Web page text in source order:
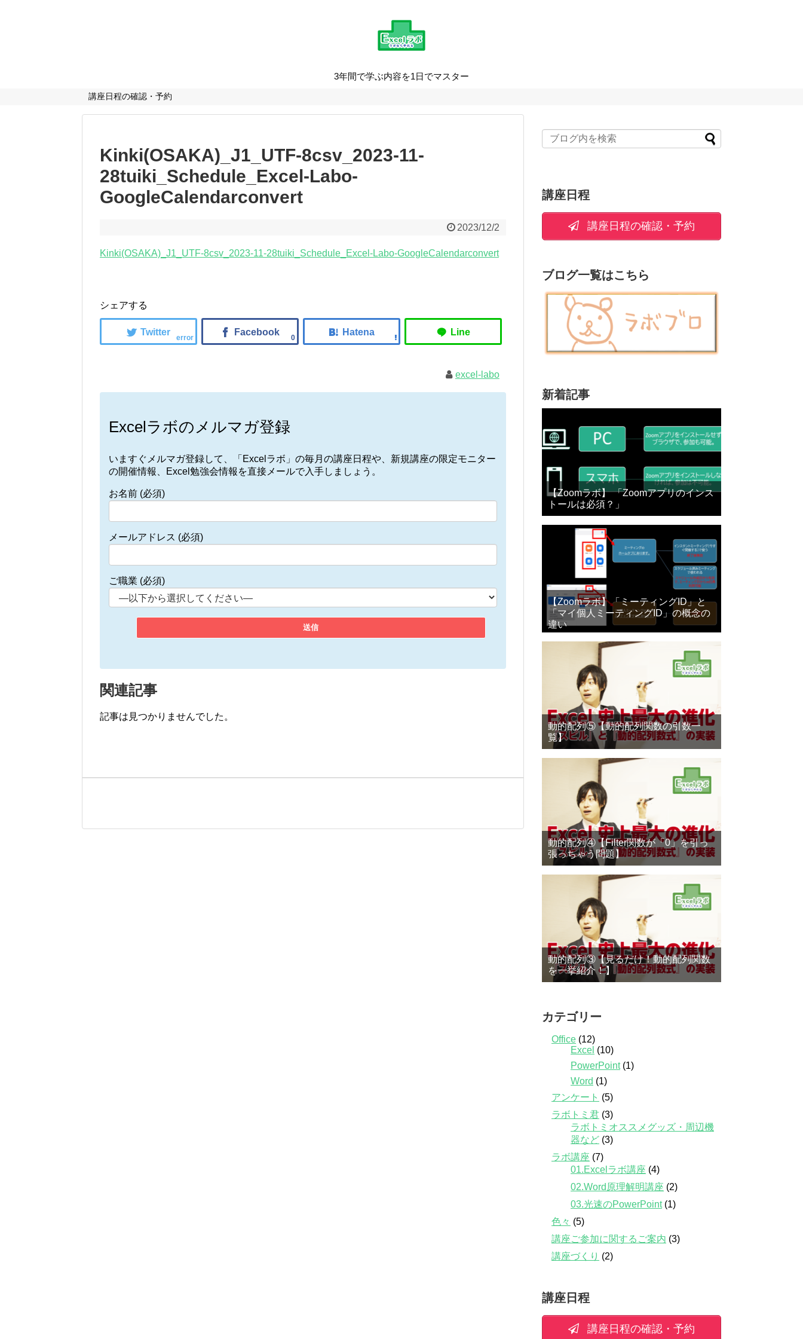
3年間で学ぶ内容を1日でマスター
講座日程の確認・予約
Kinki(OSAKA)_J1_UTF-8csv_2023-11-
28tuiki_Schedule_Excel-Labo-
GoogleCalendarconvert
2023/12/2
Kinki(OSAKA)_J1_UTF-8csv_2023-11-28tuiki_Schedule_Excel-Labo-GoogleCalendarconvert
シェアする
error 0
excel-labo
Excelラボのメルマガ登録
いますぐメルマガ登録して、「Excelラボ」の毎月の講座日程や、新規講座の限定モニター
の開催情報、Excel勉強会情報を直接メールで入手しましょう。
お名前 (必須)
メールアドレス (必須)
ご職業 (必須)
関連記事
記事は見つかりませんでした。
講座日程
講座日程の確認・予約
ブログ一覧はこちら
新着記事
【Zoomラボ】 「Zoomアプリのインス
トールは必須？」
【Zoomラボ】「ミーティングID」と
「マイ個人ミーティングID」の概念の
違い
動的配列⑤【動的配列関数の引数一
覧】
動的配列④【Filter関数が「0」を引っ
張っちゃう問題】
動的配列③【見るだけ！動的配列関数
を一挙紹介！】
カテゴリー
Office (12)
Excel (10)
PowerPoint(1)
Word (1)
アンケート (5)
ラボトミ君 (3)
ラボトミオススメグッズ・周辺機
器など (3)
ラボ講座 (7)
01.Excelラボ講座 (4)
02.Word原理解明講座 (2)
03.光速のPowerPoint(1)
色々 (5)
講座ご参加に関するご案内 (3)
講座づくり (2)
講座日程
講座日程の確認・予約